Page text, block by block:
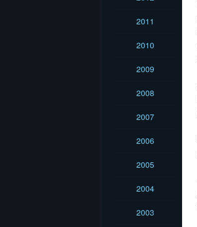
2011
2010
2009
2008
2007
2006
2005
2004
2003